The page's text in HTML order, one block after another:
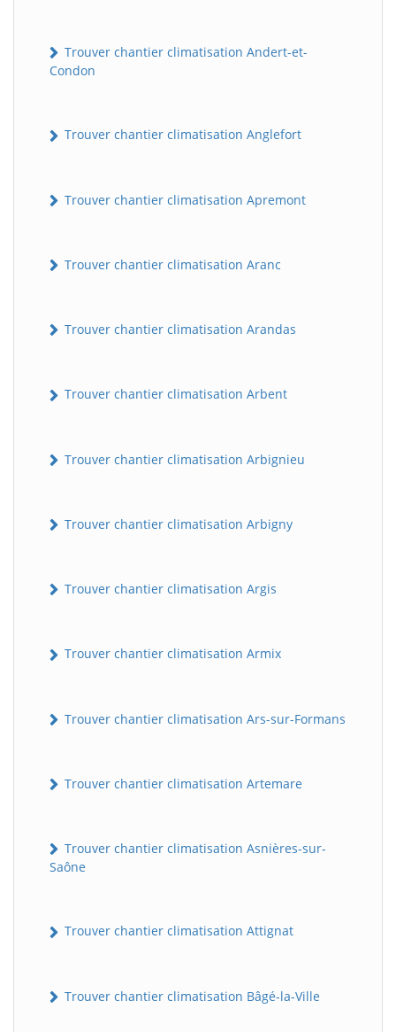
Trouver chantier climatisation Andert-et-
Condon
Trouver chantier climatisation Anglefort
Trouver chantier climatisation Apremont
Trouver chantier climatisation Aranc
Trouver chantier climatisation Arandas
Trouver chantier climatisation Arbent
Trouver chantier climatisation Arbignieu
Trouver chantier climatisation Arbigny
Trouver chantier climatisation Argis
Trouver chantier climatisation Armix
Trouver chantier climatisation Ars-sur-Formans
Trouver chantier climatisation Artemare
Trouver chantier climatisation Asnières-sur-
Saône
Trouver chantier climatisation Attignat
Trouver chantier climatisation Bâgé-la-Ville